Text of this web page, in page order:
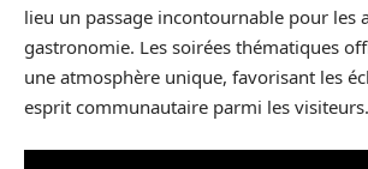
lieu un passage incontournable pour les
gastronomie. Les soirées thématiques
une atmosphère unique, favorisant les
esprit communautaire parmi les visiteurs.